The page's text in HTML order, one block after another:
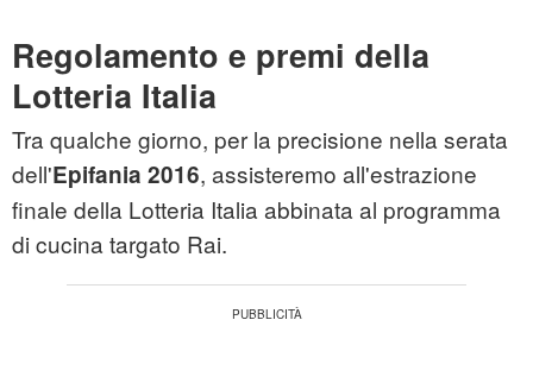
Regolamento e premi della
Lotteria Italia
Tra qualche giorno, per la precisione nella serata
dell'Epifania 2016, assisteremo all'estrazione
finale della Lotteria Italia abbinata al programma
di cucina targato Rai.